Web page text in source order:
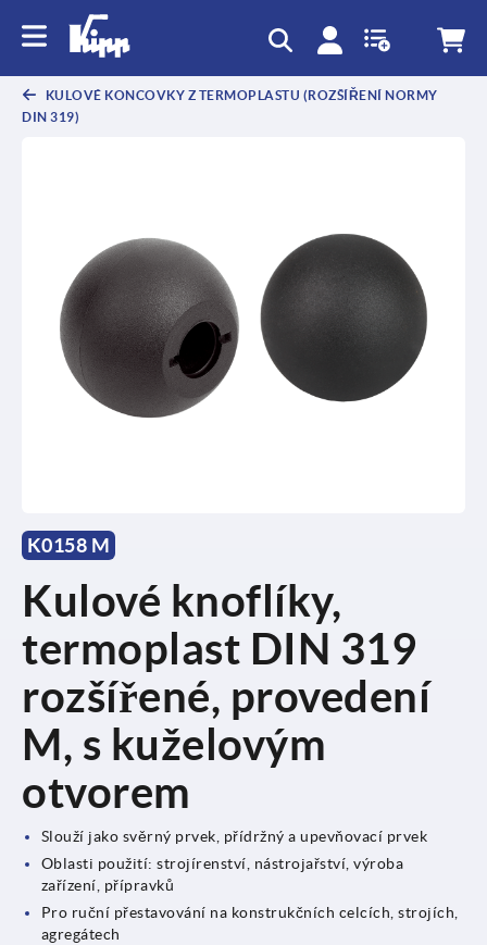
KULOVÉ KONCOVKY Z TERMOPLASTU (ROZŠÍŘENÍ NORMY
DIN 319)
K0158 M
Kulové knoflíky,
termoplast DIN 319
rozšířené, provedení
M, s kuželovým
otvorem
Slouží jako svěrný prvek, přídržný a upevňovací prvek
Oblasti použití: strojírenství, nástrojařství, výroba
zařízení, přípravků
Pro ruční přestavování na konstrukčních celcích, strojích,
agregátech